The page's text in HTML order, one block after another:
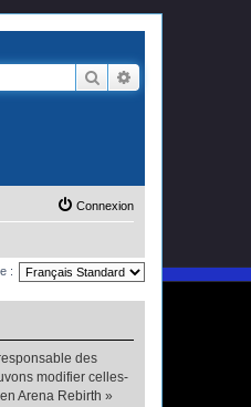
Rechercher
Connexion
:
des
modifier celles-
Arena Rebirth »